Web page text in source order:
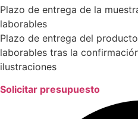
Plazo de entrega de la
laborables
Plazo de entrega del
laborables tras la
ilustraciones
Solicitar presupuesto